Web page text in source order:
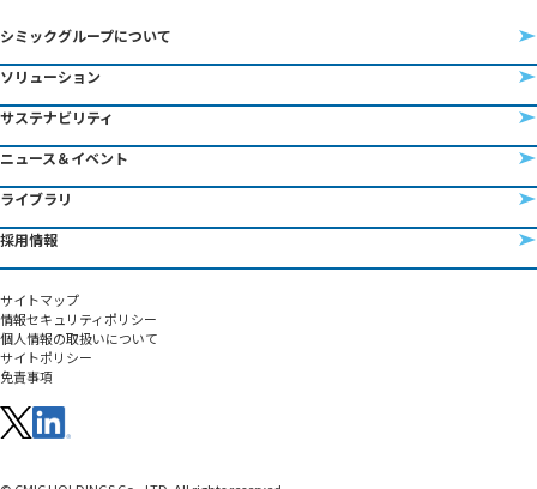
シミックグループについて
ソリューション
サステナビリティ
ニュース＆イベント
ライブラリ
採用情報
サイトマップ
情報セキュリティポリシー
個人情報の取扱いについて
サイトポリシー
免責事項